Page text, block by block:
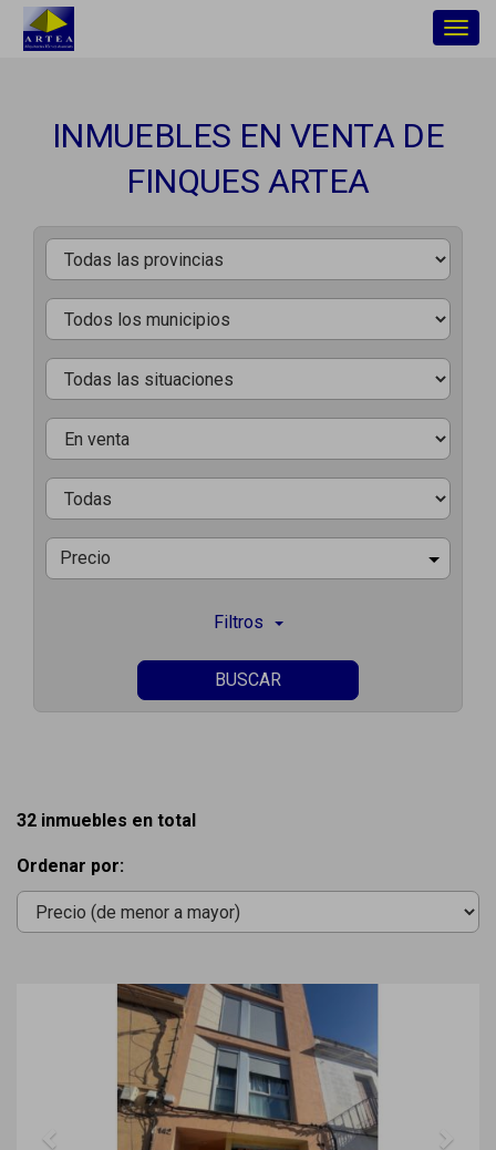
INMUEBLES EN VENTA DE
FINQUES ARTEA
Precio
Filtros
BUSCAR
32 inmuebles en total
Ordenar por:
Previous